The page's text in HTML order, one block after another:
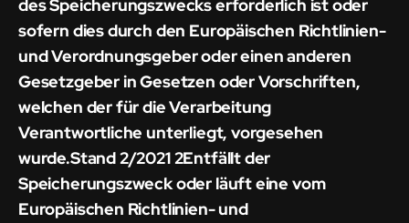
des Speicherungszwecks erforderlich ist oder
sofern dies durch den Europäischen Richtlinien-
und Verordnungsgeber oder einen anderen
Gesetzgeber in Gesetzen oder Vorschriften,
welchen der für die Verarbeitung
Verantwortliche unterliegt, vorgesehen
wurde.Stand 2/2021 2Entfällt der
Speicherungszweck oder läuft eine vom
Europäischen Richtlinien- und